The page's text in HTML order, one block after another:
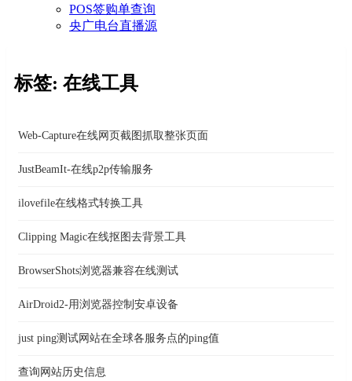
POS签购单查询
央广电台直播源
标签: 在线工具
Web-Capture在线网页截图抓取整张页面
JustBeamIt-在线p2p传输服务
ilovefile在线格式转换工具
Clipping Magic在线抠图去背景工具
BrowserShots浏览器兼容在线测试
AirDroid2-用浏览器控制安卓设备
just ping测试网站在全球各服务点的ping值
查询网站历史信息